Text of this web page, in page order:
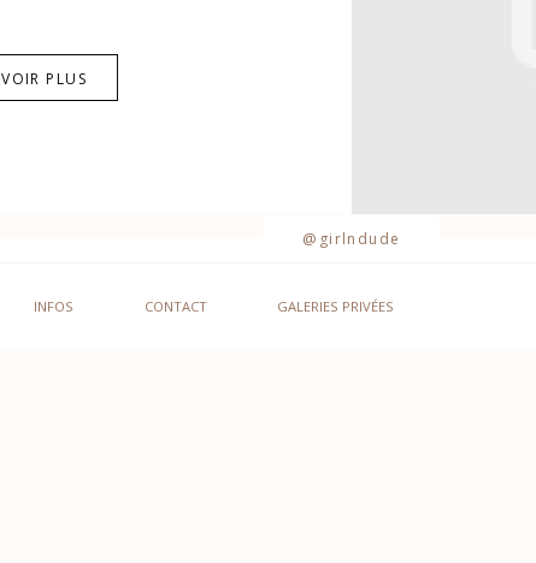
VOIR PLUS
@girlndude
INFOS CONTACT GALERIES PRIVÉES